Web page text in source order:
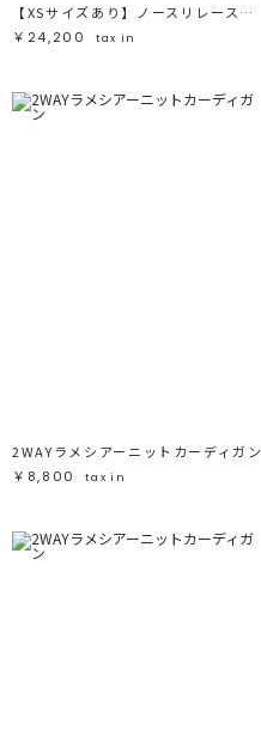
【XSサイズあり】ノースリレースニットワンピース
￥24,200
tax in
2WAYラメシアーニットカーディガン
￥8,800
tax in